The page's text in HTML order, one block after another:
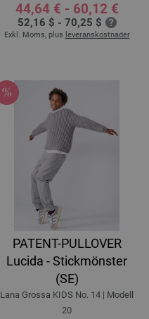
44,64 € - 60,12 €
52,16 $ - 70,25 $
Exkl. Moms, plus leveranskostnader
PATENT-PULLOVER
Lucida - Stickmönster
(SE)
Lana Grossa KIDS No. 14 | Modell
20